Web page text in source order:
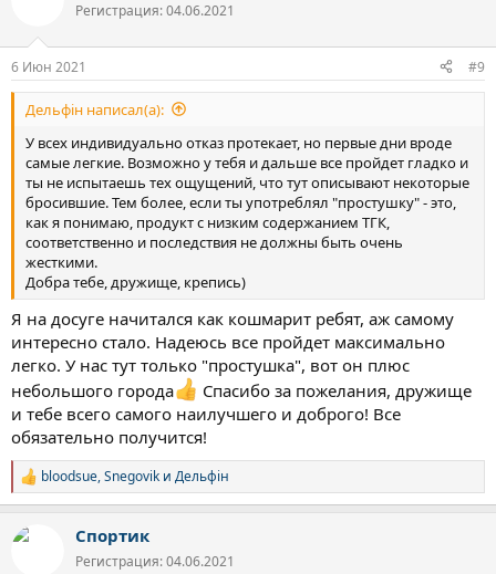
Регистрация: 04.06.2021
6 Июн 2021 #9
Дельфін написал(а):
У всех индивидуально отказ протекает, но первые дни вроде
самые легкие. Возможно у тебя и дальше все пройдет гладко и
ты не испытаешь тех ощущений, что тут описывают некоторые
бросившие. Тем более, если ты употреблял "простушку" - это,
как я понимаю, продукт с низким содержанием ТГК,
соответственно и последствия не должны быть очень
жесткими.
Добра тебе, дружище, крепись)
Я на досуге начитался как кошмарит ребят, аж самому
интересно стало. Надеюсь все пройдет максимально
легко. У нас тут только "простушка", вот он плюс
небольшого города
Спасибо за пожелания, дружище
и тебе всего самого наилучшего и доброго! Все
обязательно получится!
Р
е
к
bloodsue,Snegovik и Дельфін
Спортик
Регистрация: 04.06.2021